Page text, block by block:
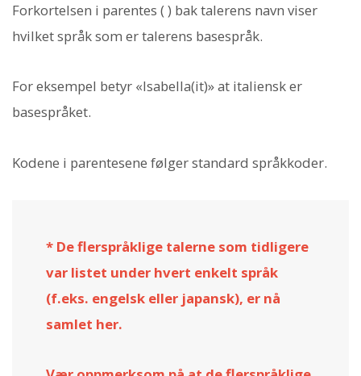
Forkortelsen i parentes ( ) bak talerens navn viser
hvilket språk som er talerens basespråk.
For eksempel betyr «Isabella(it)» at italiensk er
basespråket.
Kodene i parentesene følger standard språkkoder.
* De flerspråklige talerne som tidligere
var listet under hvert enkelt språk
(f.eks. engelsk eller japansk), er nå
samlet her.